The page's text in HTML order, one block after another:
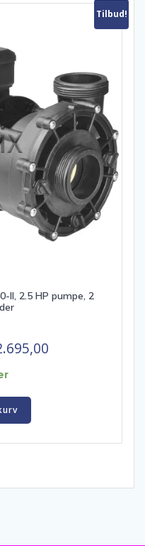
Tilbud!
II, 2.5 HP pumpe, 2
Den